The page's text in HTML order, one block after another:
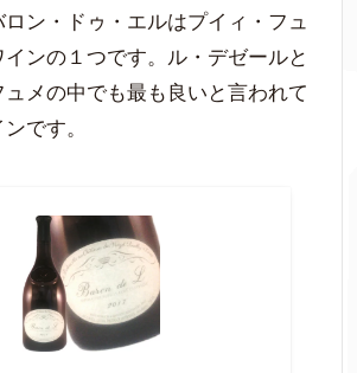
ン・ドゥ・エルはプイィ・フュ
ンの１つです。ル・デゼールと
メの中でも最も良いと言われて
です。